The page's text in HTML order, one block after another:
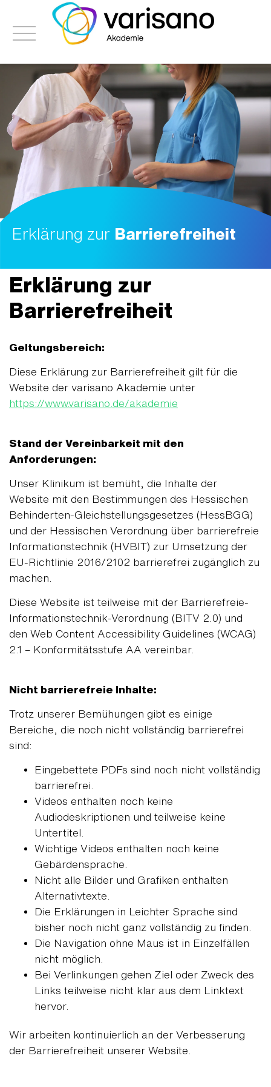
Erklärung zur Barrierefreiheit
Erklärung zur
Barrierefreiheit
Geltungsbereich:
Diese Erklärung zur Barrierefreiheit gilt für die
Website der varisano Akademie unter
https://www.varisano.de/akademie
Stand der Vereinbarkeit mit den
Anforderungen:
Unser Klinikum ist bemüht, die Inhalte der
Website mit den Bestimmungen des Hessischen
Behinderten-Gleichstellungsgesetzes (HessBGG)
und der Hessischen Verordnung über barrierefreie
Informationstechnik (HVBIT) zur Umsetzung der
EU-Richtlinie 2016/2102 barrierefrei zugänglich zu
machen.
Diese Website ist teilweise mit der Barrierefreie-
Informationstechnik-Verordnung (BITV 2.0) und
den Web Content Accessibility Guidelines (WCAG)
2.1 – Konformitätsstufe AA vereinbar.
Nicht barrierefreie Inhalte:
Trotz unserer Bemühungen gibt es einige
Bereiche, die noch nicht vollständig barrierefrei
sind:
Eingebettete PDFs sind noch nicht vollständig
barrierefrei.
Videos enthalten noch keine
Audiodeskriptionen und teilweise keine
Untertitel.
Wichtige Videos enthalten noch keine
Gebärdensprache.
Nicht alle Bilder und Grafiken enthalten
Alternativtexte.
Die Erklärungen in Leichter Sprache sind
bisher noch nicht ganz vollständig zu finden.
Die Navigation ohne Maus ist in Einzelfällen
nicht möglich.
Bei Verlinkungen gehen Ziel oder Zweck des
Links teilweise nicht klar aus dem Linktext
hervor.
Wir arbeiten kontinuierlich an der Verbesserung
der Barrierefreiheit unserer Website.